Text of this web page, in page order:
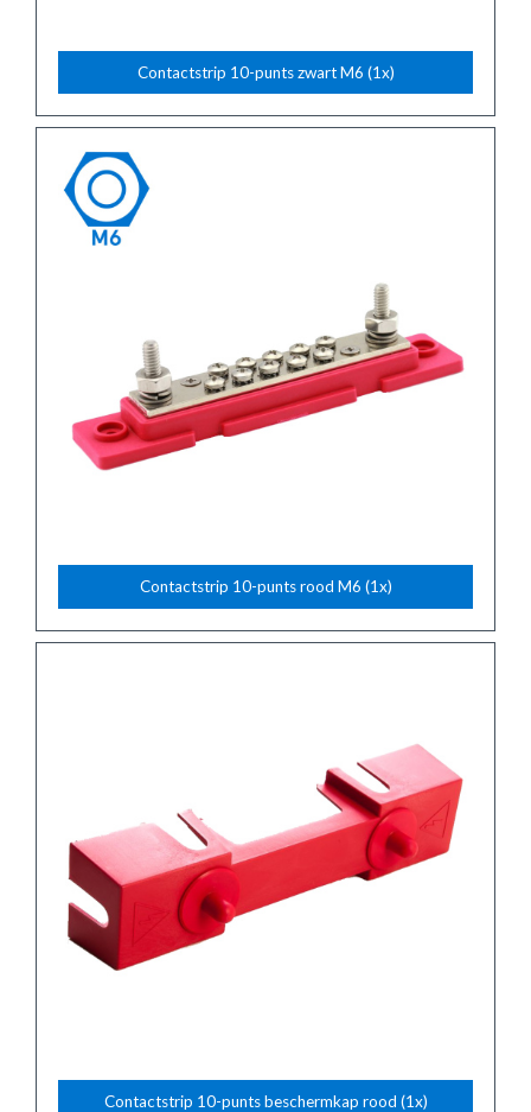
Contactstrip 10-punts zwart M6 (1x)
Contactstrip 10-punts rood M6 (1x)
Contactstrip 10-punts beschermkap rood (1x)